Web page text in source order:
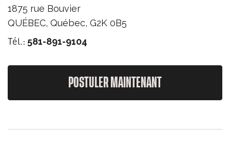
1875 rue Bouvier
QUÉBEC, Québec, G2K 0B5
Tél.: 581-891-9104
POSTULER MAINTENANT